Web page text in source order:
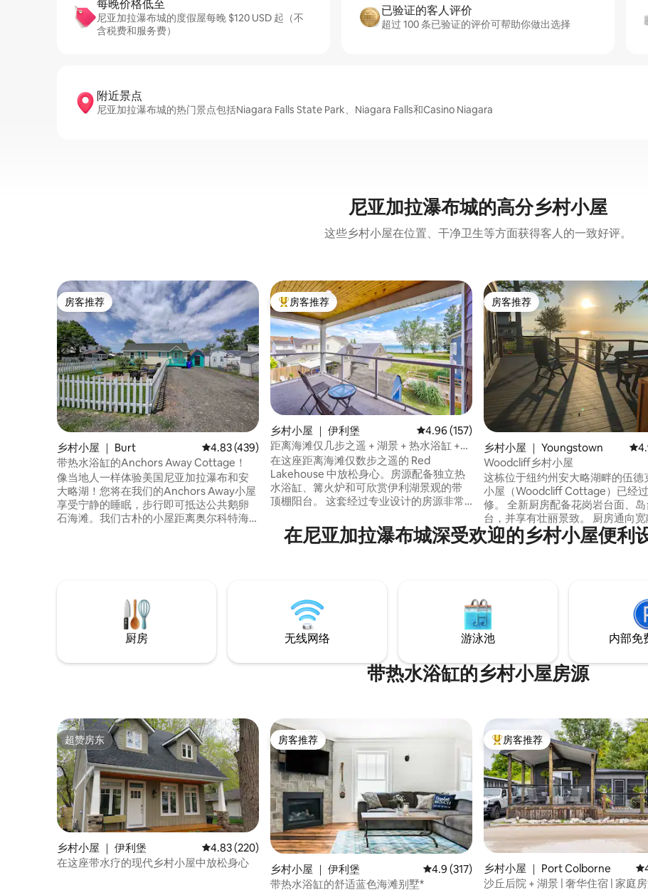
每晚价格低至
尼亚加拉瀑布城的度假屋每晚 $120 USD 起（不
含税费和服务费）
已验证的客人评价
超过 100 条已验证的评价可帮助你做出选择
附近景点
尼亚加拉瀑布城的热门景点包括Niagara Falls State Park、Niagara Falls和Casino Niagara
尼亚加拉瀑布城的高分乡村小屋
这些乡村小屋在位置、干净卫生等方面获得客人的一致好评。
房客推荐
房客推荐
乡村小屋 ｜ Burt 平均评分 4.83 分（满分 5 分），共 439 条评价
4.83 (439)
带热水浴缸的Anchors Away Cottage！
像当地人一样体验美国尼亚加拉瀑布和安
大略湖！您将在我们的Anchors Away小屋
享受宁静的睡眠，步行即可抵达公共鹅卵
石海滩。我们古朴的小屋距离奥尔科特海
布法罗大都市区约40英里。
热门「房客推荐」
房客推荐
乡村小屋 ｜ 伊利堡 平均评分 4.96 分（满分 5 分），共 157 条评价
4.96 (157)
距离海滩仅几步之遥 + 湖景 + 热水浴缸 +
电梯
在这座距离海滩仅数步之遥的 Red
Lakehouse 中放松身心。房源配备独立热
水浴缸、篝火炉和可欣赏伊利湖景观的带
顶棚阳台。 这套经过专业设计的房源非常
备独立套间的卧室，带来极致舒适和私密
体验。 距离尼亚加拉瀑布（Niagara
房客推荐
房客推荐
乡村小屋 ｜ Youngstown 平
Woodcliff乡村小屋
这栋位于纽约州安大略湖畔的伍德
小屋（Woodcliff Cottage）已经
修。 全新厨房配备花岗岩台面、
台，并享有壮丽景致。 厨房通向
厅，客厅配备燃气壁炉，还有更多
可俯瞰新露台和安大略湖的景色。
的 Shell Cottage。 距离瀑布仅20分
程。
在尼亚加拉瀑布城深受欢迎的乡村小屋便利
厨房 无线网络 游泳池 内部免
带热水浴缸的乡村小屋房源
超赞房东
超赞房东
乡村小屋 ｜ 伊利堡 平均评分 4.83 分（满分 5 分），共 220 条评价
4.83 (220)
在这座带水疗的现代乡村小屋中放松身心
房客推荐
房客推荐
乡村小屋 ｜ 伊利堡 平均评分 4.9 分（满分 5 分），共 317 条评价
4.9 (317)
带热水浴缸的舒适蓝色海滩别墅*
热门「房客推荐」
房客推荐
乡村小屋 ｜ Port Colborne
沙丘后院 + 湖景 | 奢华住宿 | 家庭